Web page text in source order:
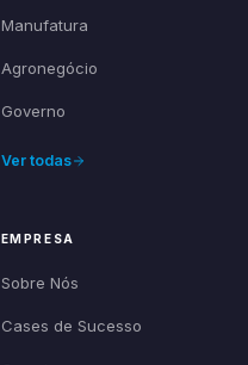
Manufatura
Agronegócio
Governo
Ver todas
EMPRESA
Sobre Nós
Cases de Sucesso